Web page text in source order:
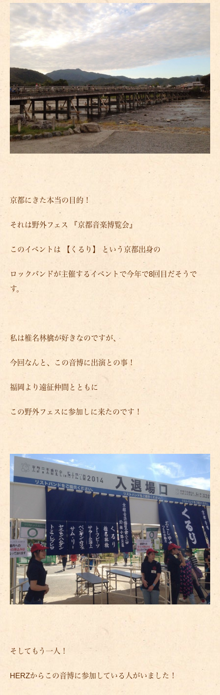
京都にきた本当の目的！
それは野外フェス 『京都音楽博覧会』
このイベントは 【くるり】 という京都出身の
ロックバンドが主催するイベントで今年で8回目だそうで
す。
私は椎名林檎が好きなのですが、
今回なんと、この音博に出演との事！
福岡より遠征仲間とともに
この野外フェスに参加しに来たのです！
そしてもう一人！
HERZからこの音博に参加している人がいました！